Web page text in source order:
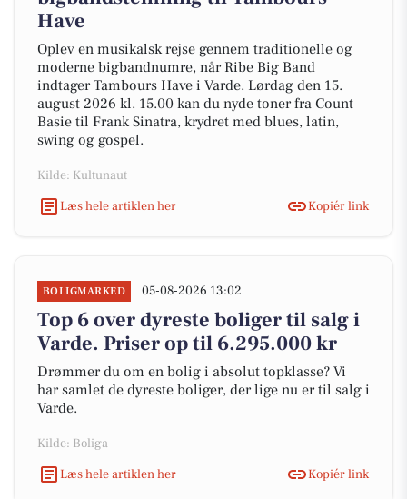
Have
Oplev en musikalsk rejse gennem traditionelle og
moderne bigbandnumre, når Ribe Big Band
indtager Tambours Have i Varde. Lørdag den 15.
august 2026 kl. 15.00 kan du nyde toner fra Count
Basie til Frank Sinatra, krydret med blues, latin,
swing og gospel.
Kilde: Kultunaut
Læs hele artiklen her
Kopiér link
BOLIGMARKED 05-08-2026 13:02
Top 6 over dyreste boliger til salg i
Varde. Priser op til 6.295.000 kr
Drømmer du om en bolig i absolut topklasse? Vi
har samlet de dyreste boliger, der lige nu er til salg i
Varde.
Kilde: Boliga
Læs hele artiklen her
Kopiér link